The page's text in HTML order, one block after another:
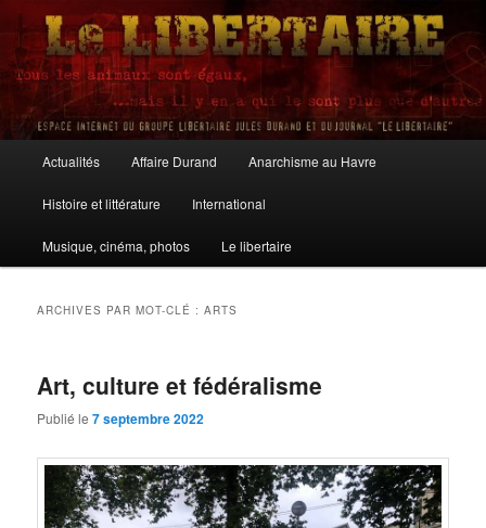
Aller
contenu
principal
Aller
contenu
secondaire
Le Libertaire
principal
Actualités Affaire Durand Anarchisme au Havre
Histoire et littérature International
Musique, cinéma, photos Le libertaire
ARCHIVES PAR MOT-CLÉ :ARTS
Art, culture et fédéralisme
Publié le7 septembre 2022